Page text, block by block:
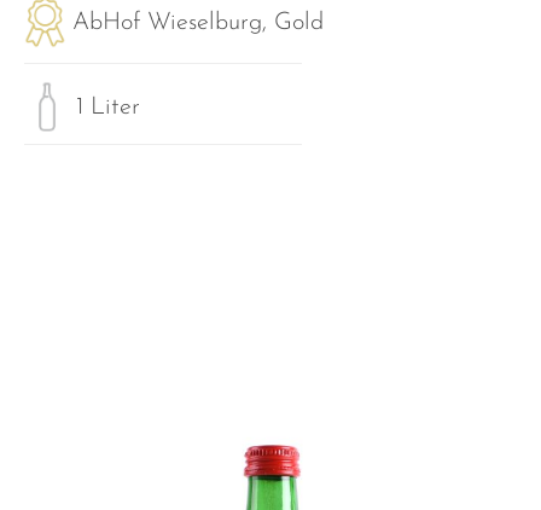
AbHof Wieselburg, Gold
1 Liter